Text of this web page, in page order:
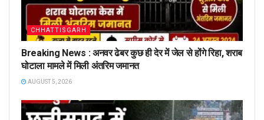
CHHATTISGARH
Breaking News : अनवर ढेबर कुछ ही देर में जेल से होंगे रिहा, शराब
घोटाला मामले में मिली अंतरिम जमानत
AUGUST 5, 2026